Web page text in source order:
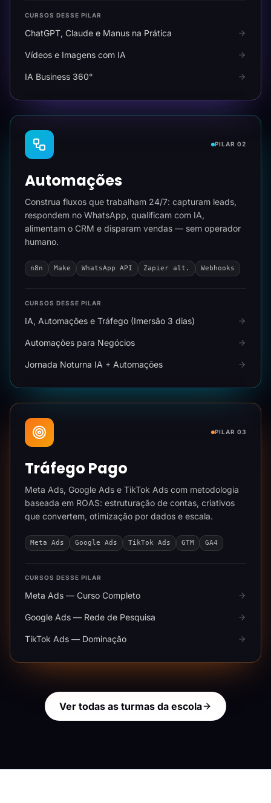
CURSOS DESSE PILAR
ChatGPT, Claude e Manus na Prática
Vídeos e Imagens com IA
IA Business 360°
PILAR 02
Automações
Construa fluxos que trabalham 24/7: capturam leads,
respondem no WhatsApp, qualificam com IA,
alimentam o CRM e disparam vendas — sem operador
humano.
n8n Make WhatsApp API Zapier alt. Webhooks
CURSOS DESSE PILAR
IA, Automações e Tráfego (Imersão 3 dias)
Automações para Negócios
Jornada Noturna IA + Automações
PILAR 03
Tráfego Pago
Meta Ads, Google Ads e TikTok Ads com metodologia
baseada em ROAS: estruturação de contas, criativos
que convertem, otimização por dados e escala.
Meta Ads Google Ads TikTok Ads GTM GA4
CURSOS DESSE PILAR
Meta Ads — Curso Completo
Google Ads — Rede de Pesquisa
TikTok Ads — Dominação
Ver todas as turmas da escola